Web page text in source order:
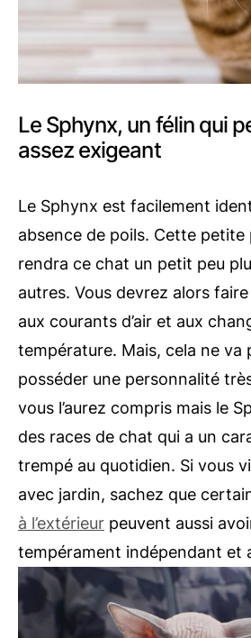
Le Sphynx, un félin qui
assez exigeant
Le Sphynx est facilement
absence de poils. Cette
rendra ce chat un petit peu
autres. Vous devrez alors
aux courants d’air et aux
température. Mais, cela ne va
posséder une personnalité
vous l’aurez compris mais le
des races de chat qui a un
trempé au quotidien. Si vous
avec jardin, sachez que
à l’extérieur peuvent aussi
tempérament indépendant et